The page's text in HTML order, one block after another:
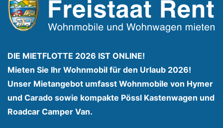
DIE MIETFLOTTE 2026 IST ONLINE!
Mieten Sie Ihr Wohnmobil für den Urlaub 2026!
Unser Mietangebot umfasst Wohnmobile von Hymer
und Carado sowie kompakte Pössl Kastenwagen und
Roadcar Camper Van.